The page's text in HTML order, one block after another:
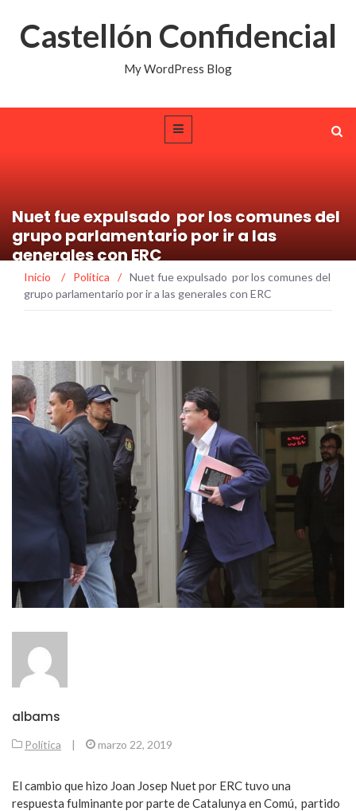
Castellón Confidencial
My WordPress Blog
Nuet fue expulsado por los comunes del
grupo parlamentario por ir a las
generales con ERC
Inicio / Política / Nuet fue expulsado por los comunes del
grupo parlamentario por ir a las generales con ERC
albams
Política | marzo 22, 2019
El cambio que hizo Joan Josep Nuet por ERC tuvo una
respuesta fulminante por parte de Catalunya en Comú, partido